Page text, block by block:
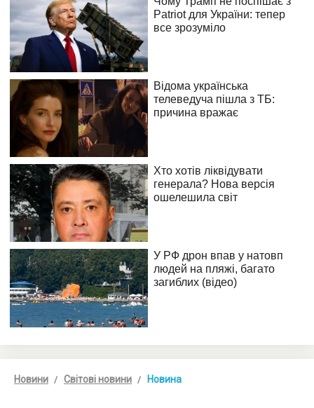
Новини Світові новини Новина